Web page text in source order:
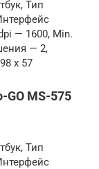
Тип
— 1600, Min.
— 2,
x 57
MS-575
Тип